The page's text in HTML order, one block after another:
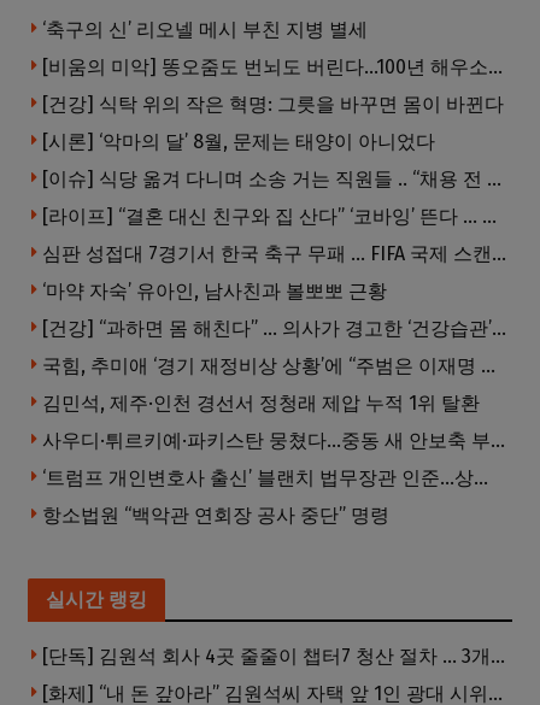
‘축구의 신’ 리오넬 메시 부친 지병 별세
[비움의 미악] 똥오줌도 번뇌도 버린다…100년 해우소의 철학
[건강] 식탁 위의 작은 혁명: 그릇을 바꾸면 몸이 바뀐다
[시론] ‘악마의 달’ 8월, 문제는 태양이 아니었다
[이슈] 식당 옮겨 다니며 소송 거는 직원들 .. “채용 전 반드시 확인해야”
[라이프] “결혼 대신 친구와 집 산다” ‘코바잉’ 뜬다 … 내 집 마련 공식 바뀌었다
심판 성접대 7경기서 한국 축구 무패 … FIFA 국제 스캔들 번지나
‘마약 자숙’ 유아인, 남사친과 볼뽀뽀 근황
[건강] “과하면 몸 해친다” … 의사가 경고한 ‘건강습관’ 5가지
국힘, 추미애 ‘경기 재정비상 상황’에 “주범은 이재명 전 지사”
김민석, 제주·인천 경선서 정청래 제압 누적 1위 탈환
사우디·튀르키예·파키스탄 뭉쳤다…중동 새 안보축 부상하나
‘트럼프 개인변호사 출신’ 블랜치 법무장관 인준…상원 50대49 가결
항소법원 “백악관 연회장 공사 중단” 명령
실시간 랭킹
[단독] 김원석 회사 4곳 줄줄이 챕터7 청산 절차 … 3개 법인 같은 날 동시 파산 신청
[화제] “내 돈 갚아라” 김원석씨 자택 앞 1인 광대 시위 … 한인 투자사, “108만 달러 못받아”